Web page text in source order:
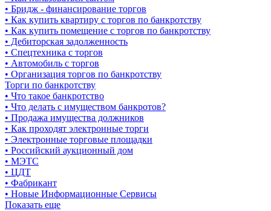
• Бридж - финансирование торгов
• Как купить квартиру с торгов по банкротству
• Как купить помещение с торгов по банкротству
• Дебиторская задолженность
• Спецтехника с торгов
• Автомобиль с торгов
• Организация торгов по банкротству
Торги по банкротству
• Что такое банкротство
• Что делать с имуществом банкротов?
• Продажа имущества должников
• Как проходят электронные торги
• Электронные торговые площадки
• Российский аукционный дом
• МЭТС
• ЦДТ
• Фабрикант
• Новые Информационные Сервисы
Показать еще